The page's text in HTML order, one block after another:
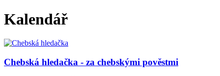
Kalendář
Chebská hledačka - za chebskými pověstmi